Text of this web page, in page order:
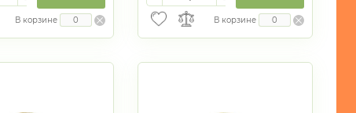
В корзине В корзине